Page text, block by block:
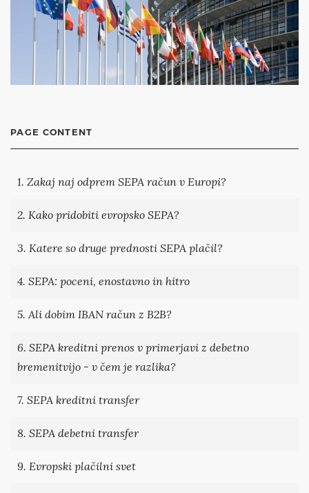
PAGE CONTENT
1. Zakaj naj odprem SEPA račun v Europi?
2. Kako pridobiti evropsko SEPA?
3. Katere so druge prednosti SEPA plačil?
4. SEPA: poceni, enostavno in hitro
5. Ali dobim IBAN račun z B2B?
6. SEPA kreditni prenos v primerjavi z debetno
bremenitvijo - v čem je razlika?
7. SEPA kreditni transfer
8. SEPA debetni transfer
9. Evropski plačilni svet